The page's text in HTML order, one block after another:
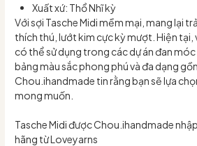
Xuất xứ: Thổ Nhĩ kỳ
Với sợi Tasche Midi mềm mại, mang lại
thích thú, lướt kim cực kỳ mượt. Hiện tại,
có thể sử dụng trong các dự án đan móc
bảng màu sắc phong phú và đa dạng
Chou.ihandmade tin rằng bạn sẽ lựa
mong muốn.
Tasche Midi được Chou.ihandmade
hãng từ Loveyarns